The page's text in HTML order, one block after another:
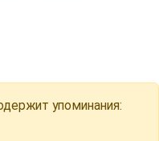
упоминания: